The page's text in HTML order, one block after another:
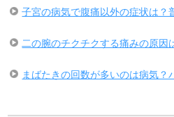
子宮の病気で腹痛以外の症状は？
二の腕のチクチクする痛みの原因
まばたきの回数が多いのは病気？